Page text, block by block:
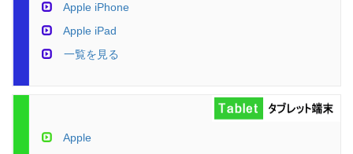
Apple iPhone
Apple iPad
一覧を見る
Apple